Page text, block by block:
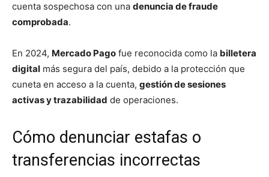
cuenta sospechosa con una denuncia de fraude
comprobada.
En 2024, Mercado Pago fue reconocida como la billetera
digital más segura del país, debido a la protección que
cuneta en acceso a la cuenta, gestión de sesiones
activas y trazabilidad de operaciones.
Cómo denunciar estafas o
transferencias incorrectas